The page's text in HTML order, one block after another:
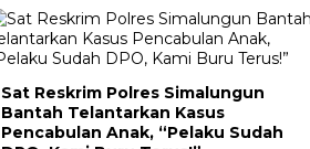
Sat Reskrim Polres Simalungun
Bantah Telantarkan Kasus
Pencabulan Anak, “Pelaku Sudah